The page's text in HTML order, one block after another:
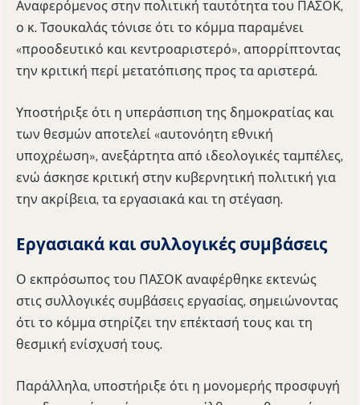
Αναφερόμενος στην πολιτική ταυτότητα του ΠΑΣΟΚ,
ο κ. Τσουκαλάς τόνισε ότι το κόμμα παραμένει
«προοδευτικό και κεντροαριστερό», απορρίπτοντας
την κριτική περί μετατόπισης προς τα αριστερά.
Υποστήριξε ότι η υπεράσπιση της δημοκρατίας και
των θεσμών αποτελεί «αυτονόητη εθνική
υποχρέωση», ανεξάρτητα από ιδεολογικές ταμπέλες,
ενώ άσκησε κριτική στην κυβερνητική πολιτική για
την ακρίβεια, τα εργασιακά και τη στέγαση.
Εργασιακά και συλλογικές συμβάσεις
Ο εκπρόσωπος του ΠΑΣΟΚ αναφέρθηκε εκτενώς
στις συλλογικές συμβάσεις εργασίας, σημειώνοντας
ότι το κόμμα στηρίζει την επέκτασή τους και τη
θεσμική ενίσχυσή τους.
Παράλληλα, υποστήριξε ότι η μονομερής προσφυγή